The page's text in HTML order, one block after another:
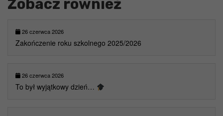
Zobacz również
26 czerwca 2026
Zakończenie roku szkolnego 2025/2026
26 czerwca 2026
To był wyjątkowy dzień…